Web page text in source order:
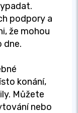
podpory a
že mohou
dne.
konání,
Můžete
nebo